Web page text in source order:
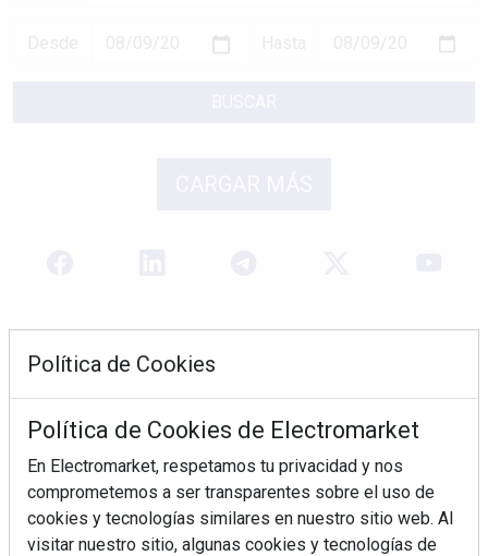
REVISTA 378
Política de Cookies
Política de Cookies de Electromarket
En Electromarket, respetamos tu privacidad y nos
comprometemos a ser transparentes sobre el uso de
cookies y tecnologías similares en nuestro sitio web. Al
visitar nuestro sitio, algunas cookies y tecnologías de